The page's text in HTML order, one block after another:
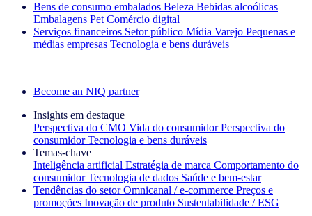
Bens de consumo embalados Beleza Bebidas alcoólicas
Embalagens Pet Comércio digital
Serviços financeiros Setor público Mídia Varejo Pequenas e
médias empresas Tecnologia e bens duráveis
Become an NIQ partner
Insights em destaque
Perspectiva do CMO Vida do consumidor Perspectiva do
consumidor Tecnologia e bens duráveis
Temas‑chave
Inteligência artificial Estratégia de marca Comportamento do
consumidor Tecnologia de dados Saúde e bem‑estar
Tendências do setor Omnicanal / e‑commerce Preços e
promoções Inovação de produto Sustentabilidade / ESG